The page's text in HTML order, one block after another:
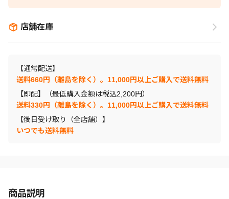
店舗在庫
【通常配送】
送料660円（離島を除く）。11,000円以上ご購入で送料無料
【即配】（最低購入金額は税込2,200円）
送料330円（離島を除く）。11,000円以上ご購入で送料無料
【後日受け取り（全店舗）】
いつでも送料無料
商品説明